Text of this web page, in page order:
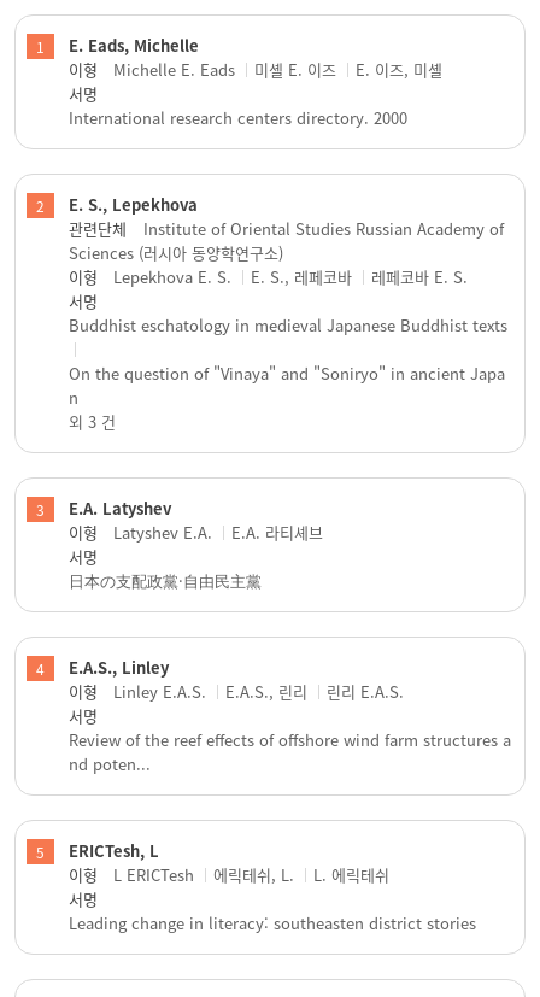
1
E. Eads, Michelle
이형
Michelle E. Eads 미셸 E. 이즈
E. 이즈, 미셸
서명
International research centers directory. 2000
2
E. S., Lepekhova
관련단체
Institute of Oriental Studies Russian Academy of
Sciences (러시아 동양학연구소)
이형
Lepekhova E. S. E. S., 레페코바
레페코바 E. S.
서명
Buddhist eschatology in medieval Japanese Buddhist texts
On the question of "Vinaya" and "Soniryo" in ancient Japa
n
외 3 건
3
E.A. Latyshev
이형
Latyshev E.A.
E.A. 라티셰브
서명
日本の支配政黨·自由民主黨
4
E.A.S., Linley
이형
Linley E.A.S. E.A.S., 린리
린리 E.A.S.
서명
Review of the reef effects of offshore wind farm structures a
nd poten...
5
ERICTesh, L
이형
L ERICTesh 에릭테쉬, L.
L. 에릭테쉬
서명
Leading change in literacy: southeasten district stories